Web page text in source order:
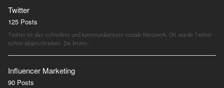
Twitter
125 Posts
Twitter ist das schnellste und kommunikativste soziale Netzwerk. Oft wurde Twitter
schon abgeschrieben. Die letzen…
Influencer Marketing
90 Posts